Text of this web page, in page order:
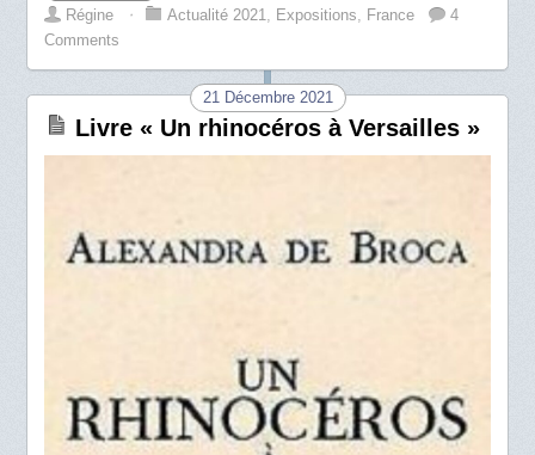
Régine ⋅ Actualité 2021, Expositions, France
4
Comments
21 Décembre 2021
Livre « Un rhinocéros à Versailles »